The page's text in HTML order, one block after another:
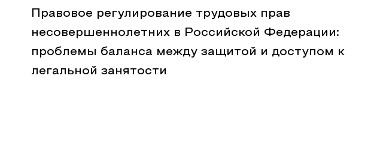
Правовое регулирование трудовых прав
несовершеннолетних в Российской Федерации:
проблемы баланса между защитой и доступом к
легальной занятости